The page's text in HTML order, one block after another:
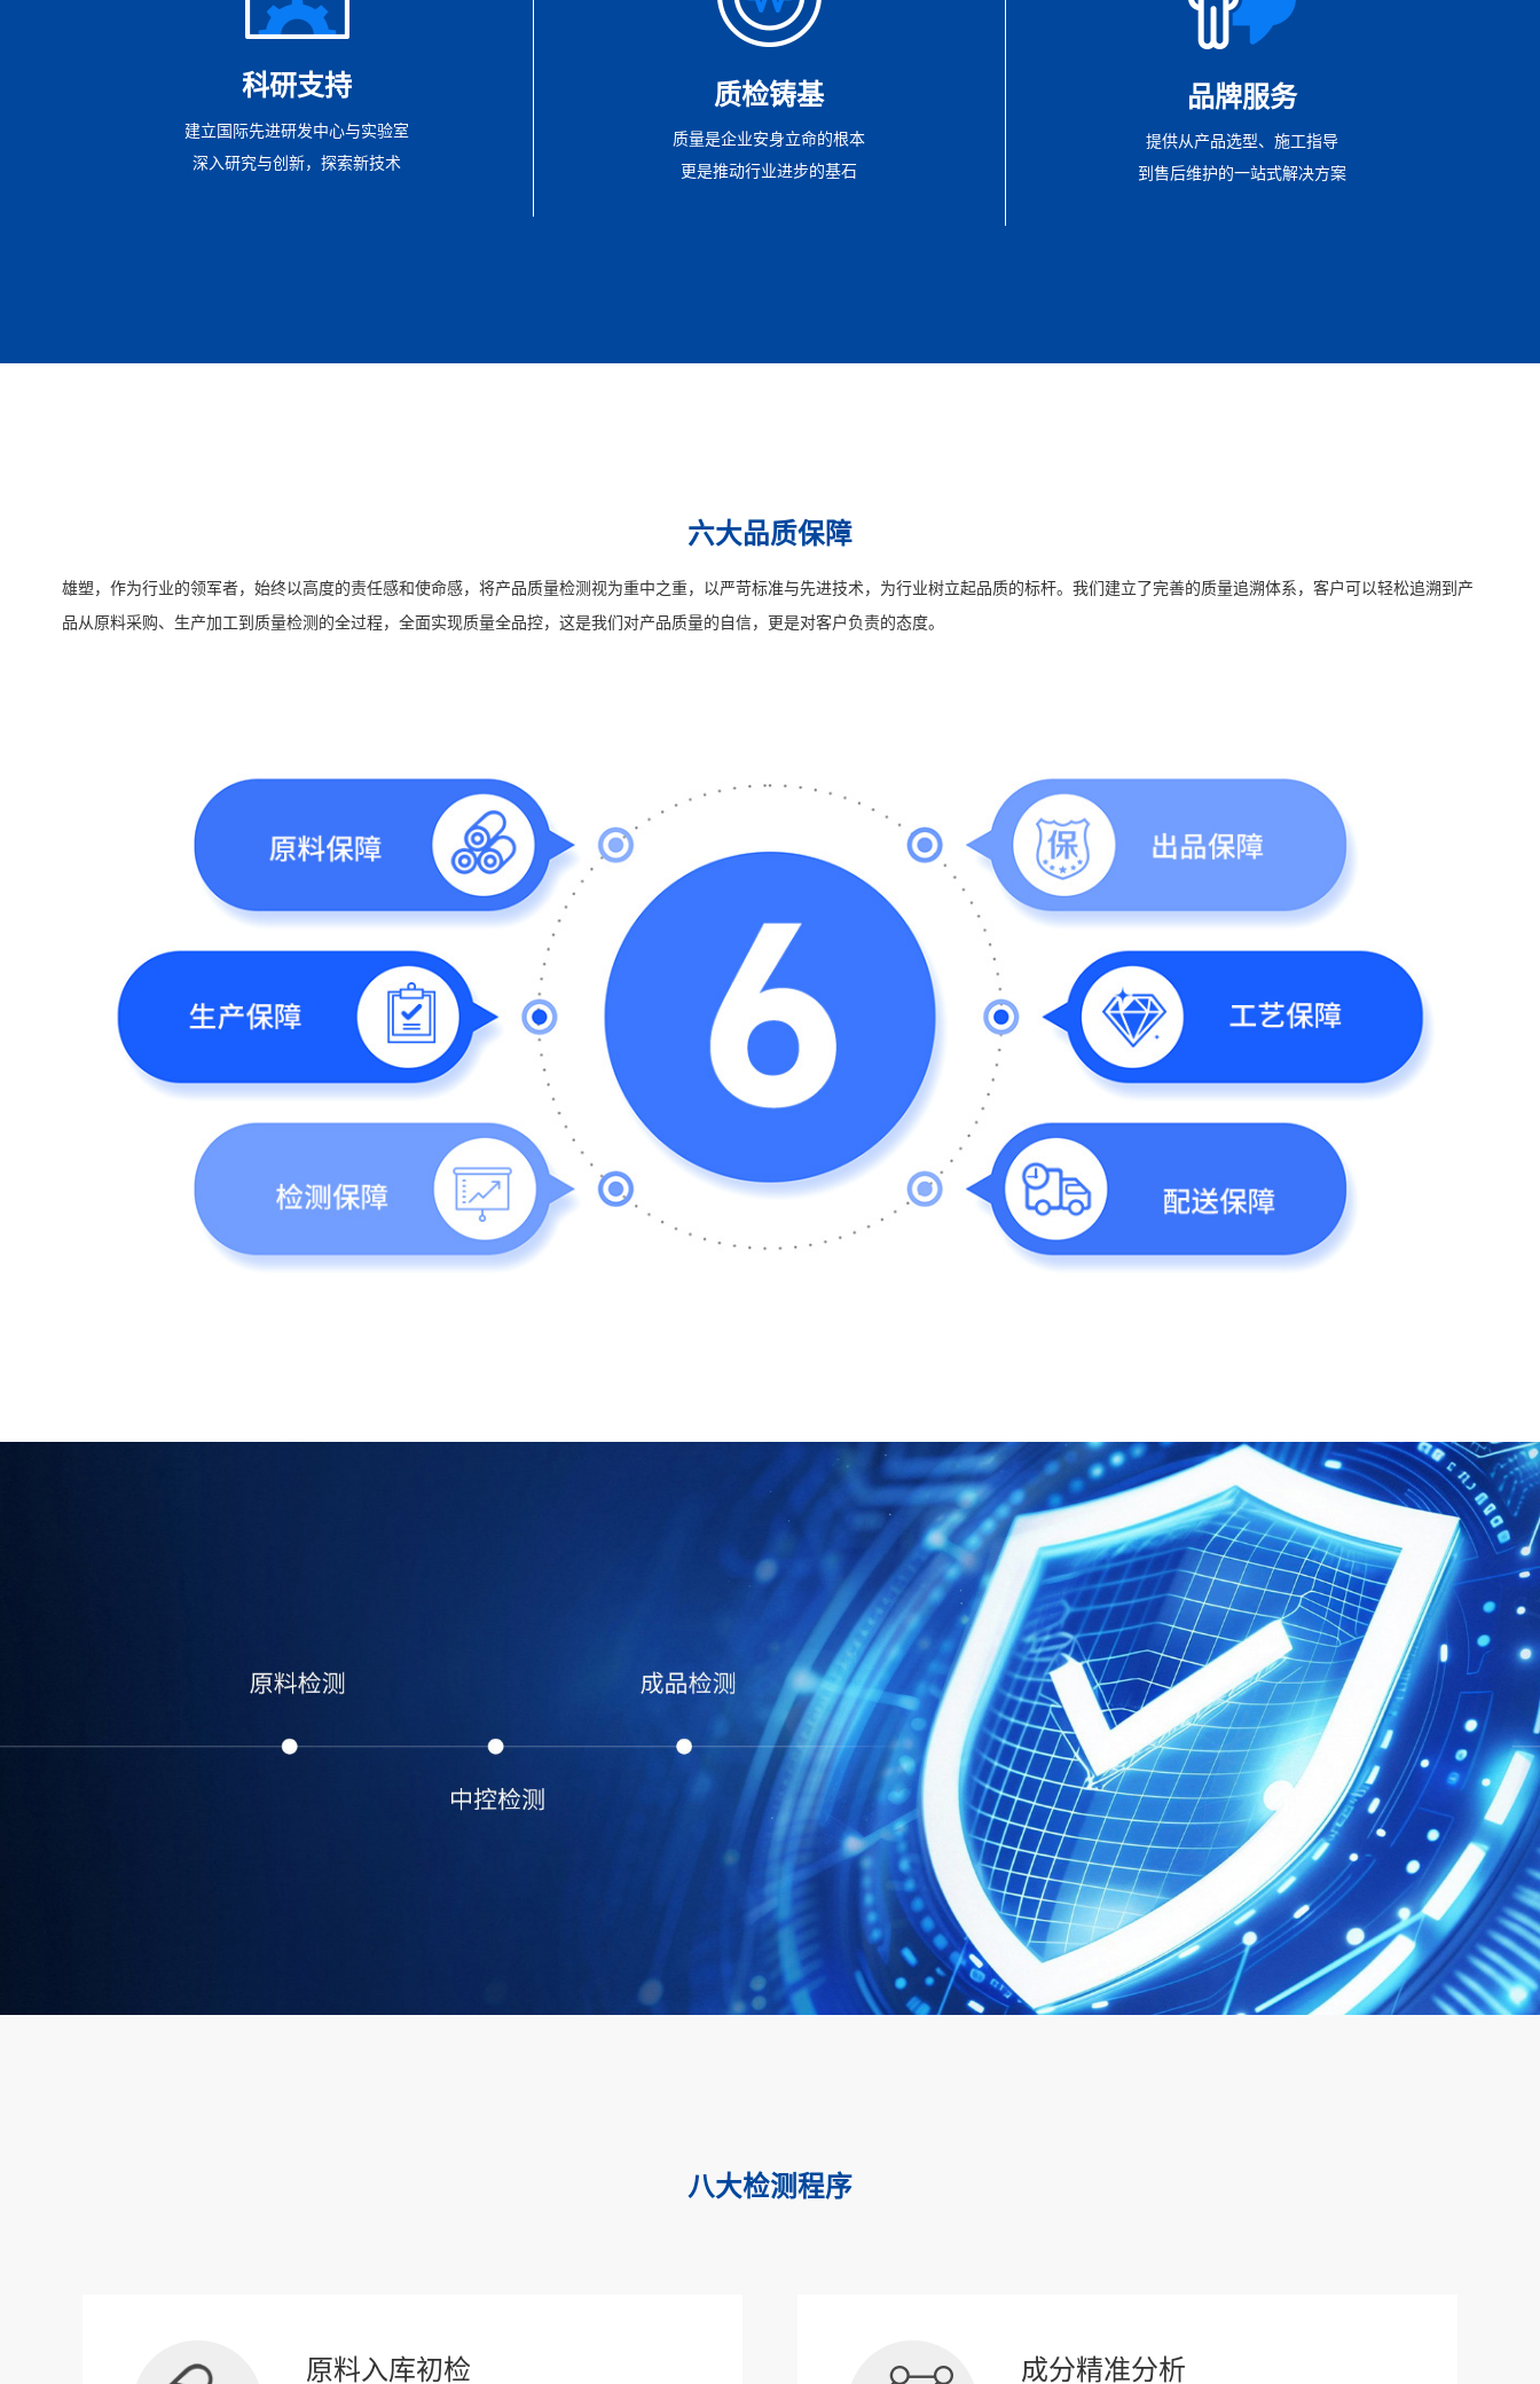
科研支持
建立国际先进研发中心与实验室
深入研究与创新，探索新技术
质检铸基
质量是企业安身立命的根本
更是推动行业进步的基石
品牌服务
提供从产品选型、施工指导
到售后维护的一站式解决方案
六大品质保障
雄塑，作为行业的领军者，始终以高度的责任感和使命感，将产品质量检测视为重中之重，以严苛标准与先进技术，为行业树立起品质的标杆。我们建立了完善的质量追溯体系，客户可以轻松追溯到产
品从原料采购、生产加工到质量检测的全过程，全面实现质量全品控，这是我们对产品质量的自信，更是对客户负责的态度。
八大检测程序
原料入库初检 成分精准分析